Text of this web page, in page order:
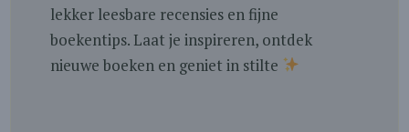
lekker leesbare recensies en fijne
boekentips. Laat je inspireren, ontdek
nieuwe boeken en geniet in stilte